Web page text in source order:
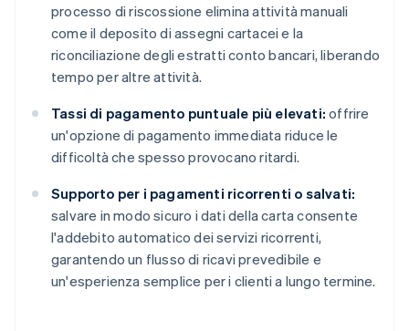
processo di riscossione elimina attività manuali
come il deposito di assegni cartacei e la
riconciliazione degli estratti conto bancari, liberando
tempo per altre attività.
Tassi di pagamento puntuale più elevati: offrire
un'opzione di pagamento immediata riduce le
difficoltà che spesso provocano ritardi.
Supporto per i pagamenti ricorrenti o salvati:
salvare in modo sicuro i dati della carta consente
l'addebito automatico dei servizi ricorrenti,
garantendo un flusso di ricavi prevedibile e
un'esperienza semplice per i clienti a lungo termine.